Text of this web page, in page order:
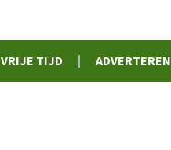
VRIJE TIJD ADVERTEREN